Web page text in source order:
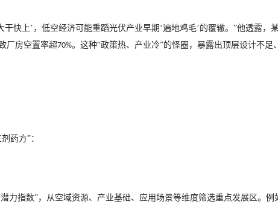
干快上’，低空经济可能重蹈光伏产业早期‘遍地鸡毛’的覆辙。”他透露，
厂房空置率超70%。这种“政策热、产业冷”的怪圈，暴露出顶层设计不足
药方”：
力指数”，从空域资源、产业基础、应用场景等维度筛选重点发展区。例